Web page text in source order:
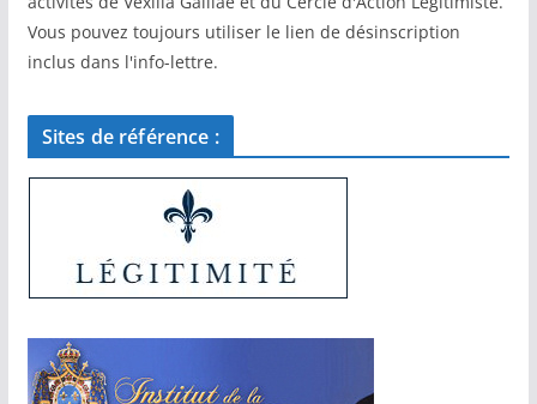
Vous pouvez toujours utiliser le lien de désinscription
inclus dans l'info-lettre.
Sites de référence :